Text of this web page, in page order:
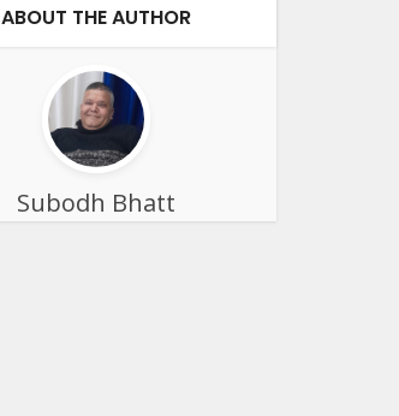
ABOUT THE AUTHOR
Subodh Bhatt